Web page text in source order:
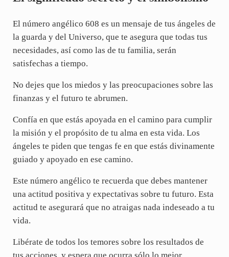
El número angélico 608 es un mensaje de tus ángeles de
la guarda y del Universo, que te asegura que todas tus
necesidades, así como las de tu familia, serán
satisfechas a tiempo.
No dejes que los miedos y las preocupaciones sobre las
finanzas y el futuro te abrumen.
Confía en que estás apoyada en el camino para cumplir
la misión y el propósito de tu alma en esta vida. Los
ángeles te piden que tengas fe en que estás divinamente
guiado y apoyado en ese camino.
Este número angélico te recuerda que debes mantener
una actitud positiva y expectativas sobre tu futuro. Esta
actitud te asegurará que no atraigas nada indeseado a tu
vida.
Libérate de todos los temores sobre los resultados de